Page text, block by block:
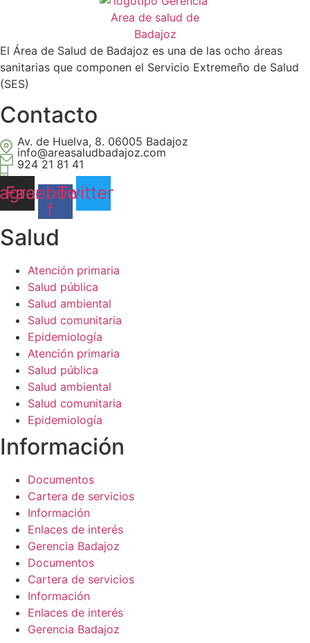
El Área de Salud de Badajoz es una de las ocho áreas
sanitarias que componen el Servicio Extremeño de Salud
(SES)
Contacto
Av. de Huelva, 8. 06005 Badajoz
info@areasaludbadajoz.com
924 21 81 41
Facebook-
f
Twitter
Salud​
Atención primaria
Salud pública
Salud ambiental
Salud comunitaria
Epidemiología
Atención primaria
Salud pública
Salud ambiental
Salud comunitaria
Epidemiología
Información​
Documentos
Cartera de servicios
Información
Enlaces de interés
Gerencia Badajoz
Documentos
Cartera de servicios
Información
Enlaces de interés
Gerencia Badajoz